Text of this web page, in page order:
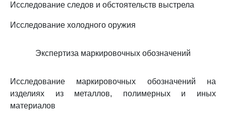
Исследование следов и обстоятельств выстрела
Исследование холодного оружия
Экспертиза маркировочных обозначений
Исследование маркировочных обозначений на
изделиях из металлов, полимерных и иных
материалов